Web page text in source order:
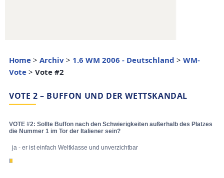
Home > Archiv > 1.6 WM 2006 - Deutschland > WM-
Vote > Vote #2
VOTE 2 – BUFFON UND DER WETTSKANDAL
VOTE #2: Sollte Buffon nach den Schwierigkeiten außerhalb des Platzes
die Nummer 1 im Tor der Italiener sein?
ja - er ist einfach Weltklasse und unverzichtbar